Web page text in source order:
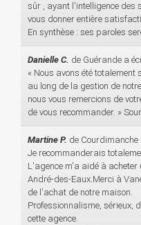
sûr , ayant l'intelligence des
vous donner entière
En synthèse : ses paroles
Danielle C. de Guérande a
« Nous avons été
au long de la gestion de
nous vous remercions de
de vous recommander. »
Martine P. de Courdimanche
Je recommanderais
L'agence m'a aidé à acheter
André-des-Eaux.Merci à
de l'achat de notre maison.
Professionnalisme, sérieux,
cette agence.